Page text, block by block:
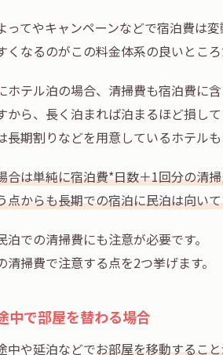
ってやキャンペーンなどで宿泊費は
くなるのがこの料金体系の良いとこ
ホテル泊の場合、清掃費も宿泊費に
から、長く泊まれば泊まるほど損し
長期割りなどを用意しているホテル
合は単純に宿泊費*日数＋1回分の清
点からも長期での宿泊に民泊は向い
泊での清掃費にも注意が必要です。
清掃費で注意する点を2つ挙げます。
中で部屋を替わる場合
中や延泊などでお部屋を移動するこ